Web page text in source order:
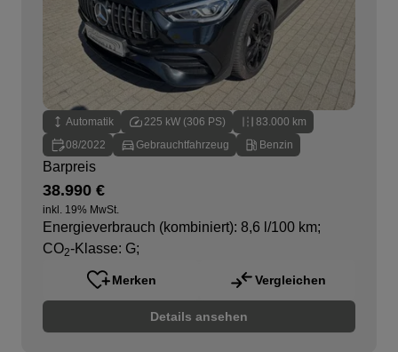
Automatik 225 kW (306 PS)
83.000 km
08/2022
Gebrauchtfahrzeug Benzin
Barpreis
38.990 €
inkl. 19% MwSt.
Energieverbrauch (kombiniert): 8,6 l/100 km;
CO2-Klasse: G;
Details ansehen
Merken Vergleichen